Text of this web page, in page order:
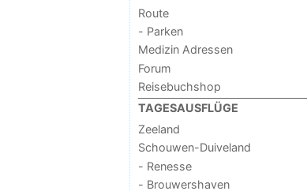
Route
- Parken
Medizin Adressen
Forum
Reisebuchshop
TAGESAUSFLÜGE
Zeeland
Schouwen-Duiveland
- Renesse
- Brouwershaven